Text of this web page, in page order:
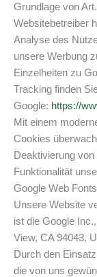
Grundlage von
Websitebetreiber
Analyse des
unsere Werbung
Einzelheiten zu
Tracking finden
Google: https://
Mit einem
Cookies
Deaktivierung
Funktionalität
Google Web Fonts
Unsere Website
ist die Google
View, CA 94043,
Durch den
die von uns